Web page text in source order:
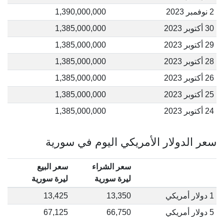
2 نوفمبر 2023
1,390,000,000
30 أكتوبر 2023
1,385,000,000
29 أكتوبر 2023
1,385,000,000
28 أكتوبر 2023
1,385,000,000
26 أكتوبر 2023
1,385,000,000
25 أكتوبر 2023
1,385,000,000
24 أكتوبر 2023
1,385,000,000
سعر الدولار الأمريكي اليوم في سورية
سعر الشراء
ليرة سورية
سعر البيع
ليرة سورية
1 دولار أمريكي
13,350
13,425
5 دولار أمريكي
66,750
67,125